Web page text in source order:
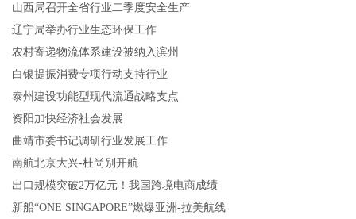
山西局召开全省行业二季度安全生产
辽宁局举办行业生态环保工作
农村寄递物流体系建设被纳入滨州
白银提振消费专项行动支持行业
泰州建设功能型现代流通战略支点
资阳加快经济社会发展
曲靖市委书记调研行业发展工作
南航北京大兴-杜尚别开航
出口规模突破2万亿元！我国跨境电商成绩
新船“ONE SINGAPORE”燃爆亚洲-拉美航线